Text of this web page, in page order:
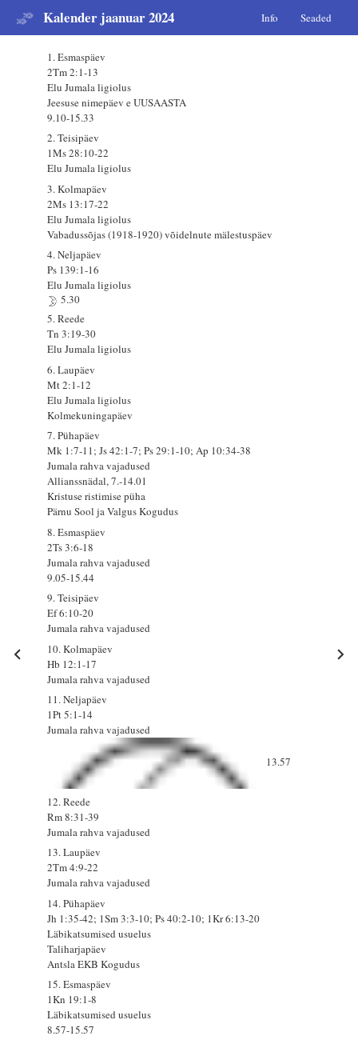
Kalender jaanuar 2024 Info Seaded
1. Esmaspäev
2Tm 2:1-13
Elu Jumala ligiolus
Jeesuse nimepäev e UUSAASTA
9.10-15.33
2. Teisipäev
1Ms 28:10-22
Elu Jumala ligiolus
3. Kolmapäev
2Ms 13:17-22
Elu Jumala ligiolus
Vabadussõjas (1918-1920) võidelnute mälestuspäev
4. Neljapäev
Ps 139:1-16
Elu Jumala ligiolus
5.30
5. Reede
Tn 3:19-30
Elu Jumala ligiolus
6. Laupäev
Mt 2:1-12
Elu Jumala ligiolus
Kolmekuningapäev
7. Pühapäev
Mk 1:7-11; Js 42:1-7; Ps 29:1-10; Ap 10:34-38
Jumala rahva vajadused
Allianssnädal, 7.-14.01
Kristuse ristimise püha
Pärnu Sool ja Valgus Kogudus
8. Esmaspäev
2Ts 3:6-18
Jumala rahva vajadused
9.05-15.44
9. Teisipäev
Ef 6:10-20
Jumala rahva vajadused
10. Kolmapäev
Hb 12:1-17
Jumala rahva vajadused
11. Neljapäev
1Pt 5:1-14
Jumala rahva vajadused
13.57
12. Reede
Rm 8:31-39
Jumala rahva vajadused
13. Laupäev
2Tm 4:9-22
Jumala rahva vajadused
14. Pühapäev
Jh 1:35-42; 1Sm 3:3-10; Ps 40:2-10; 1Kr 6:13-20
Läbikatsumised usuelus
Taliharjapäev
Antsla EKB Kogudus
15. Esmaspäev
1Kn 19:1-8
Läbikatsumised usuelus
8.57-15.57